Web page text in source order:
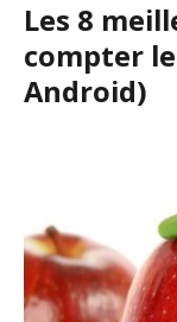
Les 8
compter
Android)